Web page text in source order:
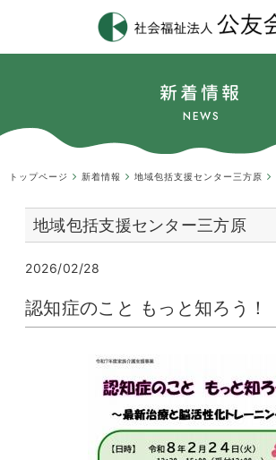
新着情報
NEWS
トップページ 新着情報 地域包括支援センター三方原
地域包括支援センター三方原
2026/02/28
認知症のこと もっと知ろう！